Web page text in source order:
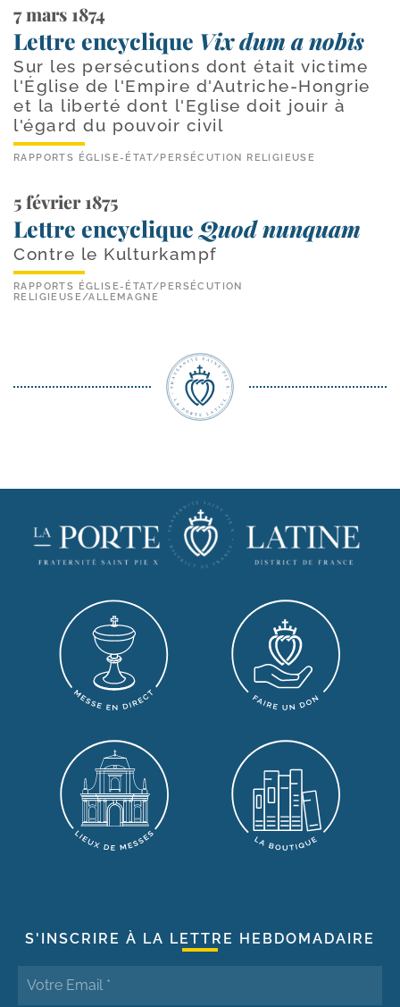
7 mars 1874
Lettre encyclique Vix dum a nobis
Sur les persécutions dont était victime
l'Église de l'Empire d'Autriche-Hongrie
et la liberté dont l'Eglise doit jouir à
l'égard du pouvoir civil
RAPPORTS ÉGLISE-ÉTAT/PERSÉCUTION RELIGIEUSE
5 février 1875
Lettre encycliqueQuod nunquam
Contre le Kulturkampf
RAPPORTS ÉGLISE-ÉTAT/PERSÉCUTION
RELIGIEUSE/ALLEMAGNE
S'INSCRIRE À LA LETTRE HEBDOMADAIRE